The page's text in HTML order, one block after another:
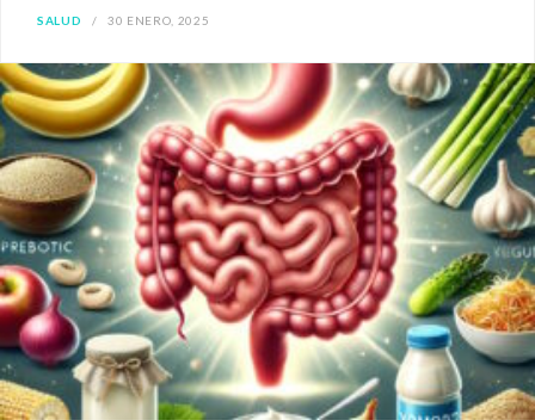
SALUD 30 ENERO, 2025